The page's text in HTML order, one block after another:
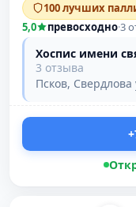
100 лучших
5,0
превосходно·3
Хоспис имени
3 отзыва
Псков, Свердлова